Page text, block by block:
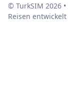
© TurkSIM 2026
Reisen entwickelt